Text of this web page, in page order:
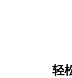
轻